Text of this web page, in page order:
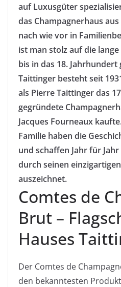
aufLuxusgüter
das Champagnerhaus aus
nach wie vor in
ist man stolz auf die lange
bis in das 18.
Taittinger besteht seit
als PierreTaittingerdas
gegründete
Jacques Fourneaux
Familie haben die
und schaffen Jahr für
durch seinen
auszeichnet.
Comtes de
Brut –
Hauses
Der Comtes de
den bekanntesten